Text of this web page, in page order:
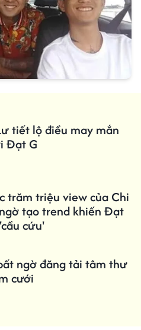
tiết lộ điều may mắn
Đạt G
trăm triệu view của Chi
tạo trend khiến Đạt
cứu'
ngờ đăng tải tâm thư
cưới